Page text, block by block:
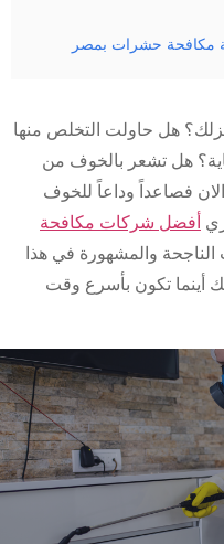
حشرات بمصر
هل حاولت التخلص منها
هل تشعر بالخوف من
وداعاً للخوف
شركات مكافحة
والمشهورة في هذا
تكون بأسرع وقت